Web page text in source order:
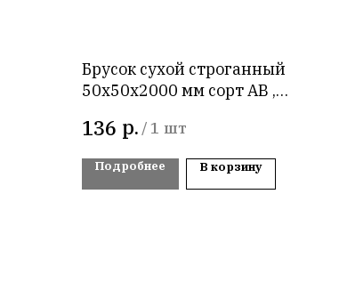
Брусок сухой строганный
50х50х2000 мм сорт AB ,
136 р. / 1 шт
Подробнее В корзину